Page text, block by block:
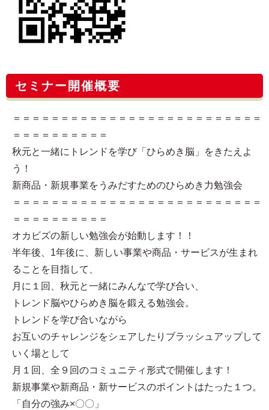
セミナー開催概要
＝＝＝＝＝＝＝＝＝＝＝＝＝＝＝＝＝＝＝＝＝＝＝＝＝＝
＝＝＝＝＝＝＝＝＝＝
秋元と一緒にトレンドを学び「ひらめき脳」をきたえよ
う！
新商品・新規事業をうみだすためのひらめき力勉強会
＝＝＝＝＝＝＝＝＝＝＝＝＝＝＝＝＝＝＝＝＝＝＝＝＝＝
＝＝＝＝＝＝＝＝＝＝
オカビズの新しい勉強会が始動します！！
半年後、1年後に、新しい事業や商品・サービスが生まれ
ることを目指して、
月に１回、秋元と一緒にみんなで学び合い、
トレンド脳やひらめき脳を鍛える勉強会。
トレンドを学び合いながら
お互いのチャレンジをシェアしたりブラッシュアップして
いく場として
月１回、全９回のコミュニティ形式で開催します！
新規事業や新商品・新サービスのポイントはたった１つ。
「自分の強み×〇〇」